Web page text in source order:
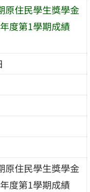
原住民學生獎學金
度第1學期成績
原住民學生獎學金
度第1學期成績